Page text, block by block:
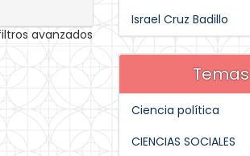
avanzados
Israel Cruz Badillo
Temas
Ciencia política
CIENCIAS SOCIALES